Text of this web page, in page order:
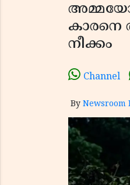
അമ്മയോട്
കാരനെ
നീക്കം
Channel
By Newsroom